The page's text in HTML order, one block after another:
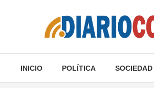
INICIO POLÍTICA SOCIEDAD